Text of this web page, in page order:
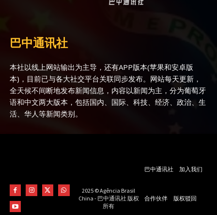
巴中通讯社
本社以线上网站输出为主导，还有APP版本(苹果和安卓版
本)，目前已与各大社交平台关联同步发布。网站每天更新，
全天候不间断地发布新闻信息，内容以新闻为主，分为葡萄牙
语和中文两大版本，包括国内、国际、科技、经济、政治、生
活、华人等新闻类别。
2025 © Agência Brasil
China - 巴中通讯社 版权
所有
巴中通讯社 加入我们
合作伙伴 版权驳回